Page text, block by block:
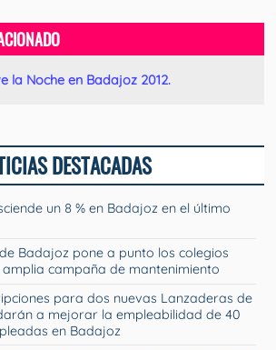
la Noche en Badajoz 2012.
DESTACADAS
un 8 % en Badajoz en el último
Badajoz pone a punto los colegios
amplia campaña de mantenimiento
para dos nuevas Lanzaderas de
a mejorar la empleabilidad de 40
en Badajoz